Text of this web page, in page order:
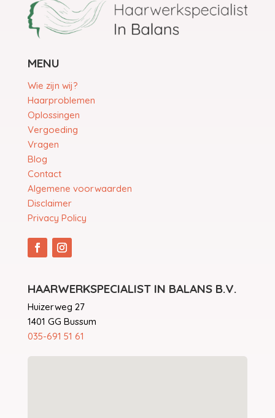
MENU
Wie zijn wij?
Haarproblemen
Oplossingen
Vergoeding
Vragen
Blog
Contact
Algemene voorwaarden
Disclaimer
Privacy Policy
HAARWERKSPECIALIST IN BALANS B.V.
Huizerweg 27
1401 GG Bussum
035-691 51 61